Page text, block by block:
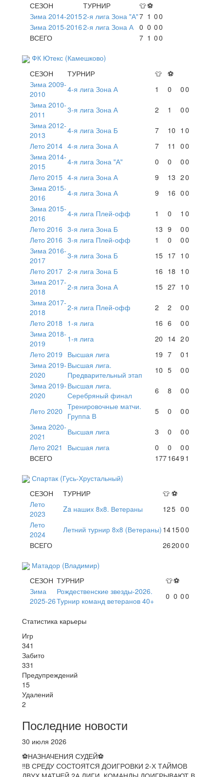
СЕЗОН
ТУРНИР 👕⚽
Зима 2014-20152-я лига Зона "А"7 1 00
Зима 2015-20162-я лига Зона А 0 0 00
ВСЕГО
7 1 00
ФК Ютекс (Камешково)
СЕЗОН
ТУРНИР 👕 ⚽
Зима 2009-
2010
4-я лига Зона А 1 0 00
Зима 2010-
2011
3-я лига Зона А 2 1 00
Зима 2012-
2013
4-я лига Зона Б 7 10 1 0
Лето 2014 4-я лига Зона А 7 11 00
Зима 2014-
2015
4-я лига Зона "А" 0 0 00
Лето 2015 4-я лига Зона А 9 13 20
Зима 2015-
2016
4-я лига Зона А 9 16 00
Зима 2015-
2016
4-я лига Плей-офф 1 0 1 0
Лето 2016 3-я лига Зона Б 13 9 00
Лето 2016 3-я лига Плей-офф 1 0 00
Зима 2016-
2017
3-я лига Зона Б 15 17 1 0
Лето 2017 2-я лига Зона Б 16 18 1 0
Зима 2017-
2018
2-я лига Зона А 15 27 1 0
Зима 2017-
2018
2-я лига Плей-офф 2 2 00
Лето 2018 1-я лига 16 6 00
Зима 2018-
2019
1-я лига 20 14 20
Лето 2019 Высшая лига 19 7 0 1
Зима 2019-
2020
Высшая лига.
Предварительный этап
10 5 00
Зима 2019-
2020
Высшая лига.
Серебряный финал
6 8 00
Лето 2020 Тренировочные матчи.
Группа В
5 0 00
Зима 2020-
2021
Высшая лига 3 0 00
Лето 2021
Высшая лига 0 0 00
ВСЕГО
1771649 1
Спартак (Гусь-Хрустальный)
СЕЗОН
ТУРНИР 👕 ⚽
Лето
2023
Za наших 8х8. Ветераны 125 00
Лето
2024
Летний турнир 8х8 (Ветераны) 141500
ВСЕГО
262000
Матадор (Владимир)
СЕЗОН ТУРНИР 👕⚽
Зима
2025-26
Рождественские звезды-2026.
Турнир команд ветеранов 40+
0 0 00
Статистика карьеры
Игр
341
Забито
331
Предупреждений
15
Удалений
2
Последние новости
30 июля 2026
⚽НАЗНАЧЕНИЯ СУДЕЙ⚽
‼В СРЕДУ СОСТОЯТСЯ ДОИГРОВКИ 2-Х ТАЙМОВ